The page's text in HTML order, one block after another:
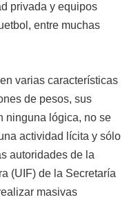
privada y equipos
entre muchas
varias características
de pesos, sus
ninguna lógica, no se
actividad lícita y sólo
autoridades de la
(UIF) de la Secretaría
masivas